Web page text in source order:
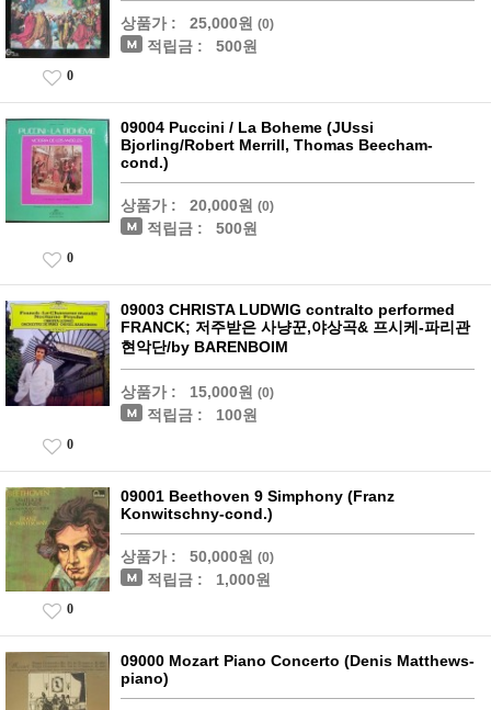
상품가 : 25,000원 (0)
적립금 : 500원
0
09004 Puccini / La Boheme (JUssi
Bjorling/Robert Merrill, Thomas Beecham-
cond.)
상품가 : 20,000원 (0)
적립금 : 500원
0
09003 CHRISTA LUDWIG contralto performed
FRANCK; 저주받은 사냥꾼,야상곡& 프시케-파리관
현악단/by BARENBOIM
상품가 : 15,000원 (0)
적립금 : 100원
0
09001 Beethoven 9 Simphony (Franz
Konwitschny-cond.)
상품가 : 50,000원 (0)
적립금 : 1,000원
0
09000 Mozart Piano Concerto (Denis Matthews-
piano)